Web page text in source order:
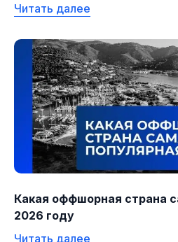
Читать далее
Какая оффшорная страна
2026 году
Читать далее